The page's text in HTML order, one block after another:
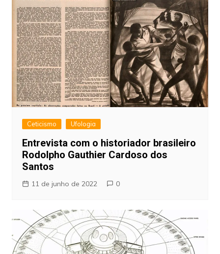
Ceticismo Ufologia
Entrevista com o historiador brasileiro
Rodolpho Gauthier Cardoso dos
Santos
11 de junho de 2022 0